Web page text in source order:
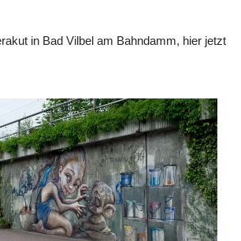
in Bad Vilbel am Bahndamm, hier jetzt